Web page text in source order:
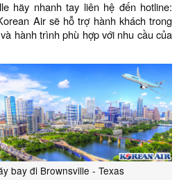
hãy nhanh tay liên hệ đến hotline:
Air sẽ hỗ trợ hành khách trong
hành trình phù hợp với nhu cầu của
bay đi Brownsville - Texas